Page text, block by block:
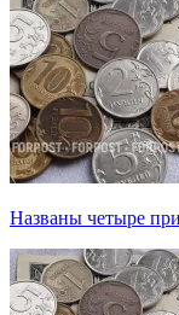
Названы четыре